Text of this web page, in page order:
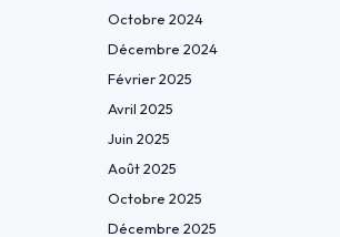
Octobre 2024
Décembre 2024
Février 2025
Avril 2025
Juin 2025
Août 2025
Octobre 2025
Décembre 2025